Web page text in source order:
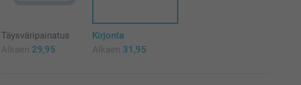
Täysväripainatus
Alkaen 29,95
Kirjonta
Alkaen 31,95